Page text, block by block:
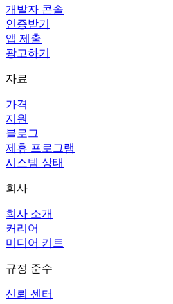
개발자 콘솔
인증받기
앱 제출
광고하기
자료
가격
지원
블로그
제휴 프로그램
시스템 상태
회사
회사 소개
커리어
미디어 키트
규정 준수
신뢰 센터